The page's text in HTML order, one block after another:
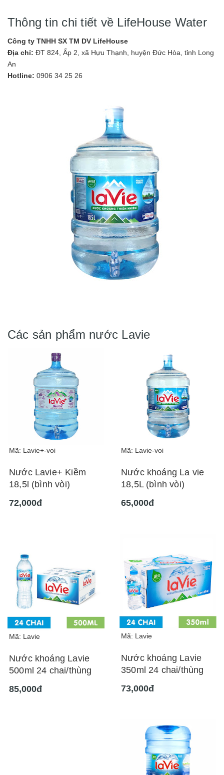
Thông tin chi tiết về LifeHouse Water
Công ty TNHH SX TM DV LifeHouse
Địa chỉ: ĐT 824, Ấp 2, xã Hựu Thạnh, huyện Đức Hòa, tỉnh Long
An
Hotline: 0906 34 25 26
Các sản phẩm nước Lavie
Mã: Lavie+-voi
Nước Lavie+ Kiềm
18,5l (bình vòi)
72,000đ
Mã: Lavie-voi
Nước khoáng La vie
18,5L (bình vòi)
65,000đ
Mã: Lavie
Nước khoáng Lavie
500ml 24 chai/thùng
85,000đ
Mã: Lavie
Nước khoáng Lavie
350ml 24 chai/thùng
73,000đ